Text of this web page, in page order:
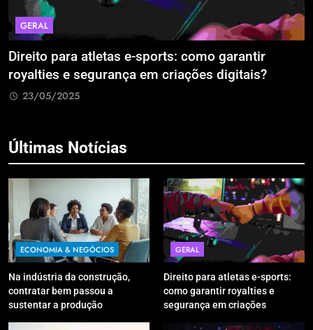
GERAL
Direito para atletas e-sports: como garantir
royalties e segurança em criações digitais?
23/05/2025
Últimas Notícias
ECONOMIA & NEGÓCIOS
Na indústria da construção,
contratar bem passou a
sustentar a produção
GERAL
Direito para atletas e-sports:
como garantir royalties e
segurança em criações